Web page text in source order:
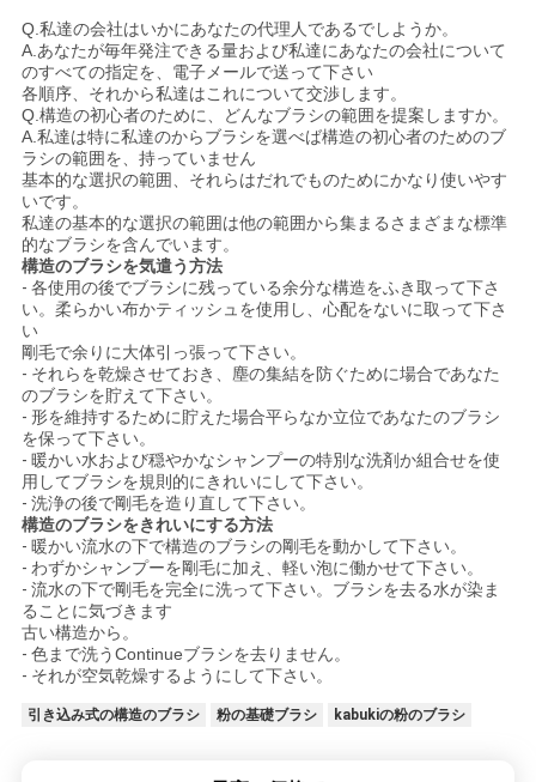
Q.私達の会社はいかにあなたの代理人であるでしようか。
A.あなたが毎年発注できる量および私達にあなたの会社について
のすべての指定を、電子メールで送って下さい
各順序、それから私達はこれについて交渉します。
Q.構造の初心者のために、どんなブラシの範囲を提案しますか。
A.私達は特に私達のからブラシを選べば構造の初心者のためのブ
ラシの範囲を、持っていません
基本的な選択の範囲、それらはだれでものためにかなり使いやす
いです。
私達の基本的な選択の範囲は他の範囲から集まるさまざまな標準
的なブラシを含んでいます。
構造のブラシを気遣う方法
- 各使用の後でブラシに残っている余分な構造をふき取って下さ
い。柔らかい布かティッシュを使用し、心配をないに取って下さ
い
剛毛で余りに大体引っ張って下さい。
- それらを乾燥させておき、塵の集結を防ぐために場合であなた
のブラシを貯えて下さい。
- 形を維持するために貯えた場合平らなか立位であなたのブラシ
を保って下さい。
- 暖かい水および穏やかなシャンプーの特別な洗剤か組合せを使
用してブラシを規則的にきれいにして下さい。
- 洗浄の後で剛毛を造り直して下さい。
構造のブラシをきれいにする方法
- 暖かい流水の下で構造のブラシの剛毛を動かして下さい。
- わずかシャンプーを剛毛に加え、軽い泡に働かせて下さい。
- 流水の下で剛毛を完全に洗って下さい。ブラシを去る水が染ま
ることに気づきます
古い構造から。
- 色まで洗うContinueブラシを去りません。
- それが空気乾燥するようにして下さい。
引き込み式の構造のブラシ 粉の基礎ブラシ kabukiの粉のブラシ